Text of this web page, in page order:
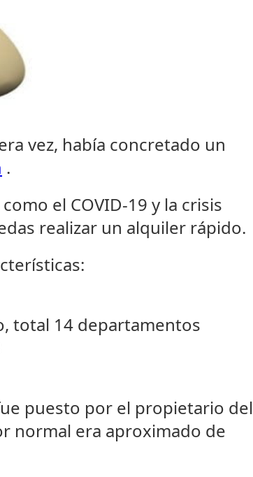
vez, había concretado un
.
el COVID-19 y la crisis
realizar un alquiler rápido.
total 14 departamentos
puesto por el propietario del
normal era aproximado de